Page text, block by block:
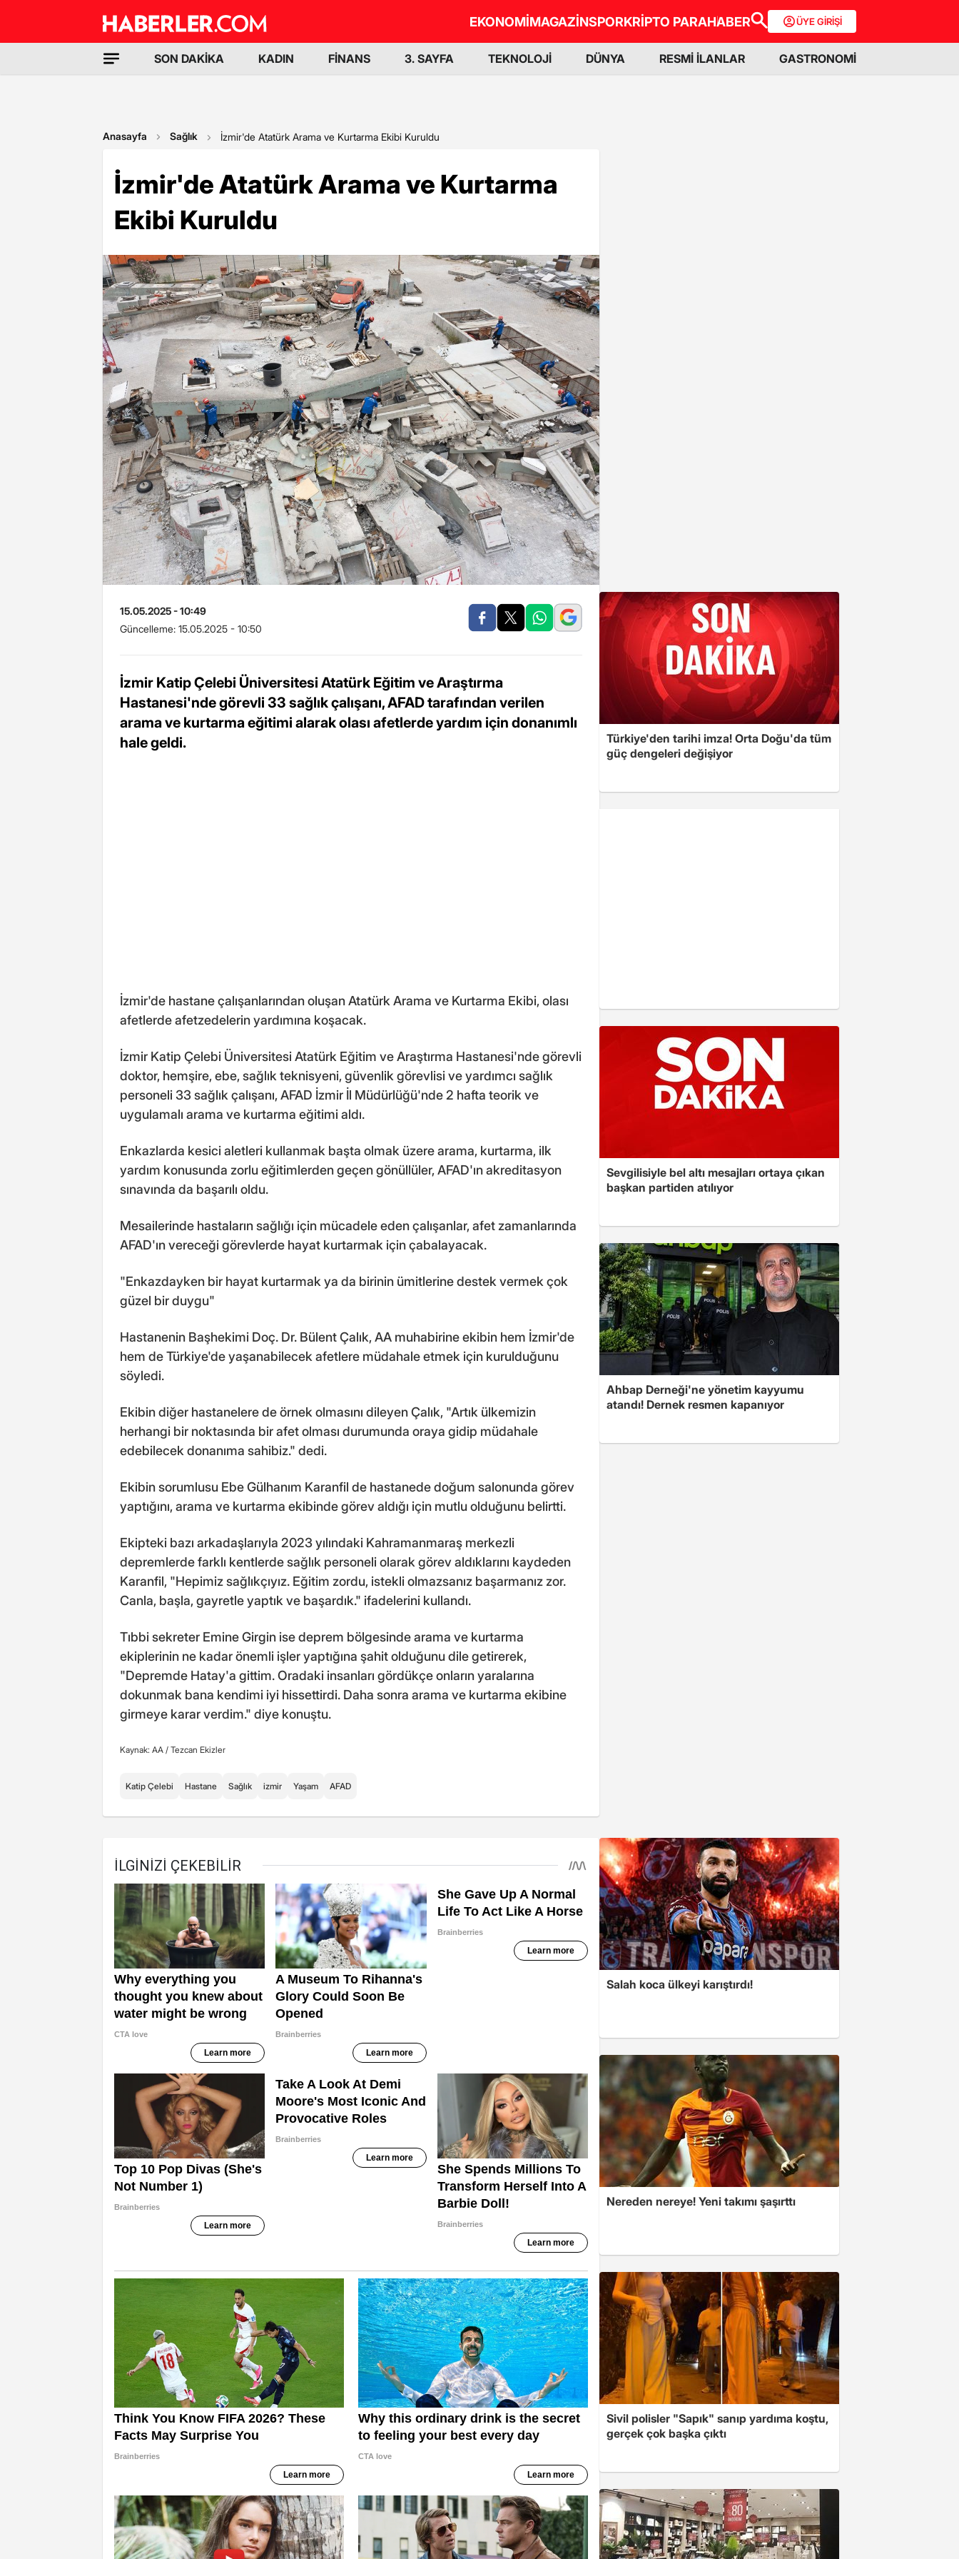
EKONOMİMAGAZİNSPORKRİPTO PARAHABER ÜYE GİRİŞİ
SON DAKİKA KADIN FİNANS 3. SAYFA TEKNOLOJİ DÜNYA RESMİ İLANLAR GASTRONOMİ
Anasayfa Sağlık İzmir'de Atatürk Arama ve Kurtarma Ekibi Kuruldu
İzmir'de Atatürk Arama ve Kurtarma
Ekibi Kuruldu
15.05.2025 - 10:49
Güncelleme: 15.05.2025 - 10:50
İzmir Katip Çelebi Üniversitesi Atatürk Eğitim ve Araştırma
Hastanesi'nde görevli 33 sağlık çalışanı, AFAD tarafından verilen
arama ve kurtarma eğitimi alarak olası afetlerde yardım için donanımlı
hale geldi.
İzmir'de hastane çalışanlarından oluşan Atatürk Arama ve Kurtarma Ekibi, olası
afetlerde afetzedelerin yardımına koşacak.
İzmir Katip Çelebi Üniversitesi Atatürk Eğitim ve Araştırma Hastanesi'nde görevli
doktor, hemşire, ebe, sağlık teknisyeni, güvenlik görevlisi ve yardımcı sağlık
personeli 33 sağlık çalışanı, AFAD İzmir İl Müdürlüğü'nde 2 hafta teorik ve
uygulamalı arama ve kurtarma eğitimi aldı.
Enkazlarda kesici aletleri kullanmak başta olmak üzere arama, kurtarma, ilk
yardım konusunda zorlu eğitimlerden geçen gönüllüler, AFAD'ın akreditasyon
sınavında da başarılı oldu.
Mesailerinde hastaların sağlığı için mücadele eden çalışanlar, afet zamanlarında
AFAD'ın vereceği görevlerde hayat kurtarmak için çabalayacak.
"Enkazdayken bir hayat kurtarmak ya da birinin ümitlerine destek vermek çok
güzel bir duygu"
Hastanenin Başhekimi Doç. Dr. Bülent Çalık, AA muhabirine ekibin hem İzmir'de
hem de Türkiye'de yaşanabilecek afetlere müdahale etmek için kurulduğunu
söyledi.
Ekibin diğer hastanelere de örnek olmasını dileyen Çalık, "Artık ülkemizin
herhangi bir noktasında bir afet olması durumunda oraya gidip müdahale
edebilecek donanıma sahibiz." dedi.
Ekibin sorumlusu Ebe Gülhanım Karanfil de hastanede doğum salonunda görev
yaptığını, arama ve kurtarma ekibinde görev aldığı için mutlu olduğunu belirtti.
Ekipteki bazı arkadaşlarıyla 2023 yılındaki Kahramanmaraş merkezli
depremlerde farklı kentlerde sağlık personeli olarak görev aldıklarını kaydeden
Karanfil, "Hepimiz sağlıkçıyız. Eğitim zordu, istekli olmazsanız başarmanız zor.
Canla, başla, gayretle yaptık ve başardık." ifadelerini kullandı.
Tıbbi sekreter Emine Girgin ise deprem bölgesinde arama ve kurtarma
ekiplerinin ne kadar önemli işler yaptığına şahit olduğunu dile getirerek,
"Depremde Hatay'a gittim. Oradaki insanları gördükçe onların yaralarına
dokunmak bana kendimi iyi hissettirdi. Daha sonra arama ve kurtarma ekibine
girmeye karar verdim." diye konuştu.
Kaynak: AA / Tezcan Ekizler
Katip Çelebi Hastane Sağlık izmir Yaşam AFAD
Türkiye'den tarihi imza! Orta Doğu'da tüm
güç dengeleri değişiyor
Sevgilisiyle bel altı mesajları ortaya çıkan
başkan partiden atılıyor
Ahbap Derneği'ne yönetim kayyumu
atandı! Dernek resmen kapanıyor
Salah koca ülkeyi karıştırdı!
Nereden nereye! Yeni takımı şaşırttı
Sivil polisler "Sapık" sanıp yardıma koştu,
gerçek çok başka çıktı